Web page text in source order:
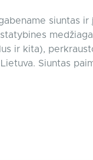
siuntas ir
ir kita),
Siuntas